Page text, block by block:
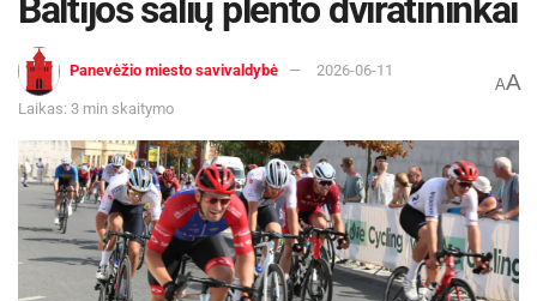
Žymos: Pranešimas spaudai
Baltijos šalių plento dviratininkai
Panevėžio miesto savivaldybė 2026-06-11
Laikas: 3 min skaitymo
AA